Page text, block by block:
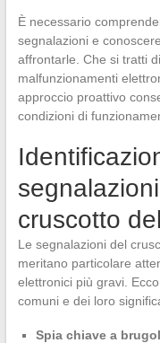
È necessario
segnalazioni e
affrontarle. Che si tratti
malfunzionamenti
approccio proattivo
condizioni di
cruscotto
Le segnalazioni del
meritano particolare
elettronici più gravi.
comuni e dei loro
Spia chiave a